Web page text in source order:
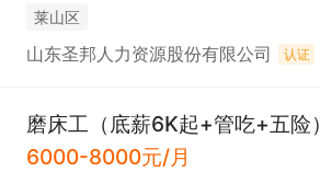
莱山区
山东圣邦人力资源股份有限公司 认证
磨床工（底薪6K起+管吃+五险）
6000-8000元/月